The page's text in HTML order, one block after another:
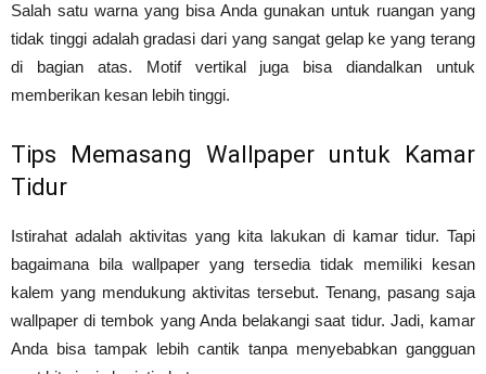
Salah satu warna yang bisa Anda gunakan untuk ruangan yang
tidak tinggi adalah gradasi dari yang sangat gelap ke yang terang
di bagian atas. Motif vertikal juga bisa diandalkan untuk
memberikan kesan lebih tinggi.
Tips Memasang Wallpaper untuk Kamar
Tidur
Istirahat adalah aktivitas yang kita lakukan di kamar tidur. Tapi
bagaimana bila wallpaper yang tersedia tidak memiliki kesan
kalem yang mendukung aktivitas tersebut. Tenang, pasang saja
wallpaper di tembok yang Anda belakangi saat tidur. Jadi, kamar
Anda bisa tampak lebih cantik tanpa menyebabkan gangguan